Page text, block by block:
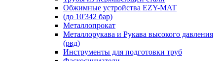
Обжимные устройства EZY-MAT
(до 10'342 бар)
Металлопрокат
Металлорукава и Рукава высокого давления
(рвд)
Инструменты для подготовки труб